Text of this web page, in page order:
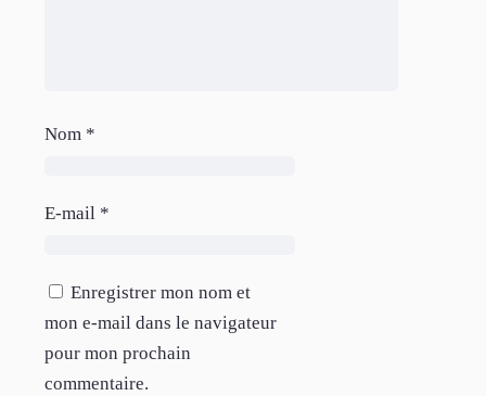
Nom *
E-mail *
Enregistrer mon nom et
mon e-mail dans le navigateur
pour mon prochain
commentaire.